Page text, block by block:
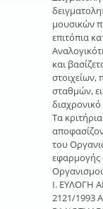
μουσικών
επιτόπια
και
σταθµών,
Τα
του
εφαρμογής
Ι. ΕΥΛΟΓΗ
2121/1993